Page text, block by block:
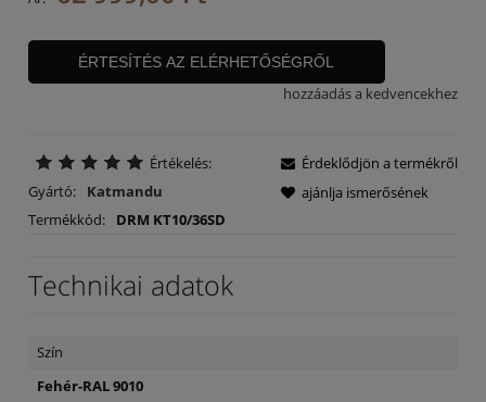
ÉRTESÍTÉS AZ ELÉRHETŐSÉGRŐL
hozzáadás a kedvencekhez
Értékelés:
Gyártó:
Katmandu
Termékkód:
DRM KT10/36SD
Érdeklődjön a termékről
ajánlja ismerősének
Technikai adatok
Szín
Fehér-RAL 9010